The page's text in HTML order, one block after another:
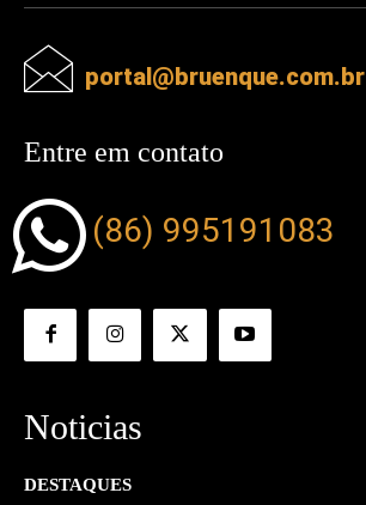
portal@bruenque.com.br
Entre em contato
(86) 995191083
Noticias
DESTAQUES